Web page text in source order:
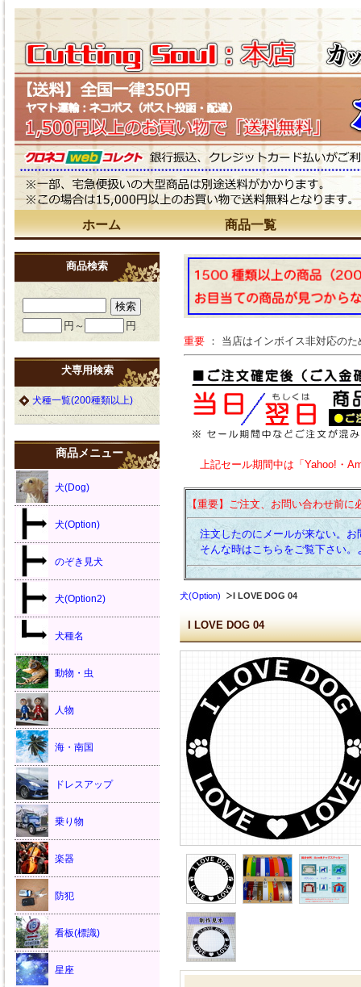
ホーム 商品一覧
重要 ： 当店はインボイス非対応の
上記セール期間中は「Yahoo!・
【重要】ご注文、お問い合わせ前に
注文したのにメールが来ない。お
そんな時はこちらをご覧下さい。
犬(Option) I LOVE DOG 04
I LOVE DOG 04
商品検索
円～ 円
犬専用検索
犬種一覧(200種類以上)
商品メニュー
犬(Dog)
犬(Option)
のぞき見犬
犬(Option2)
犬種名
動物・虫
人物
海・南国
ドレスアップ
乗り物
楽器
防犯
看板(標識)
星座